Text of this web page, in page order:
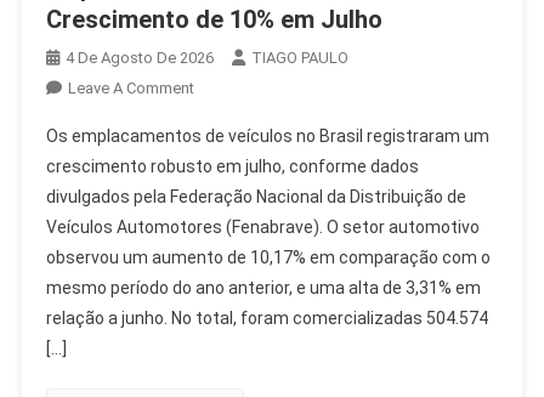
Crescimento de 10% em Julho
4 De Agosto De 2026
TIAGO PAULO
Leave A CommentOn
De
Veículos:
Crescimento
De
10%
Em
Julho
Os emplacamentos de veículos no Brasil registraram um
crescimento robusto em julho, conforme dados
divulgados pela Federação Nacional da Distribuição de
Veículos Automotores (Fenabrave). O setor automotivo
observou um aumento de 10,17% em comparação com o
mesmo período do ano anterior, e uma alta de 3,31% em
relação a junho. No total, foram comercializadas 504.574
[…]